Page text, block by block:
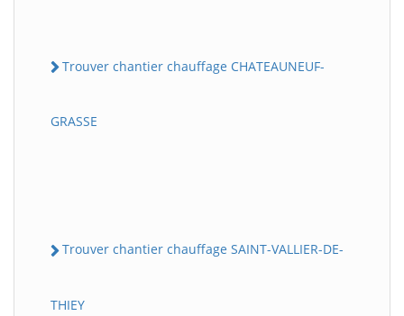
Trouver chantier chauffage CHATEAUNEUF-
GRASSE
Trouver chantier chauffage SAINT-VALLIER-DE-
THIEY